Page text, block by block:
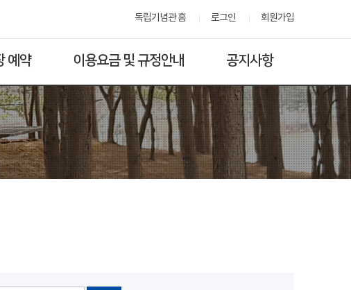
독립기념관 홈 로그인 회원가입
예약 이용요금 및 규정안내 공지사항